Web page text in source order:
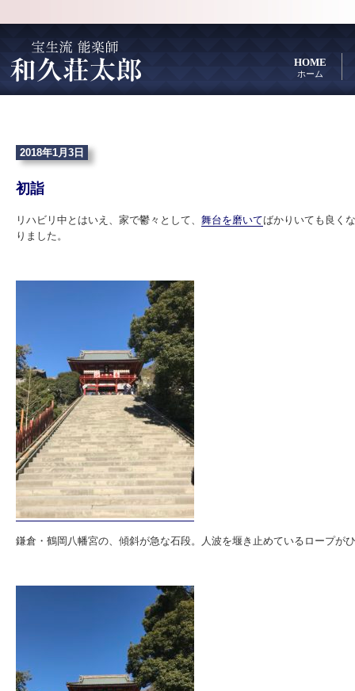
HOME
ホーム
2018年1月3日
初詣
リハビリ中とはいえ、家で鬱々として、 舞台を磨いてばかりいても良く
りました。
鎌倉・鶴岡八幡宮の、傾斜が急な石段。人波を堰き止めているロープが